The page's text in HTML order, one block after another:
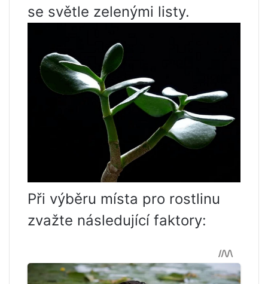
se světle zelenými listy.
Při výběru místa pro rostlinu
zvažte následující faktory: